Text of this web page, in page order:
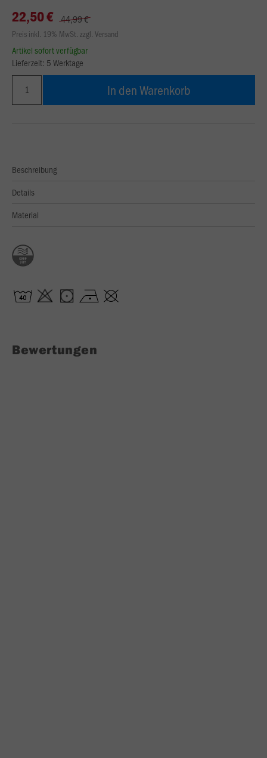
22,50 € 44,99 €
Preis inkl. 19% MwSt. zzgl. Versand
Artikel sofort verfügbar
Lieferzeit: 5 Werktage
In den Warenkorb
Beschreibung
Details
Material
Bewertungen